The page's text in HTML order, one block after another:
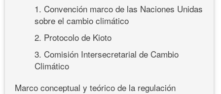
1. Convención marco de las Naciones Unidas
sobre el cambio climático
2. Protocolo de Kioto
3. Comisión Intersecretarial de Cambio
Climático
Marco conceptual y teórico de la regulación